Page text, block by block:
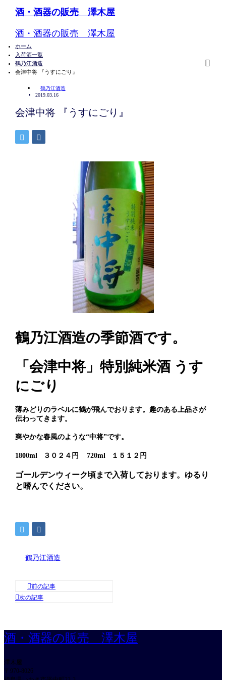
酒・酒器の販売 澤木屋
酒・酒器の販売 澤木屋
ホーム
入荷酒一覧
鶴乃江酒造
会津中将 『うすにごり』
鶴乃江酒造
2019.03.16
会津中将 『うすにごり』
鶴乃江酒造の季節酒です。
「会津中将」特別純米酒 うす
にごり
薄みどりのラベルに鶴が飛んでおります。趣のある上品さが
伝わってきます。
爽やかな春風のような“中将”です。
1800ml ３０２４円 720ml １５１２円
ゴールデンウィーク頃まで入荷しております。ゆるり
と嗜んでください。
鶴乃江酒造
酒・酒器の販売 澤木屋
澤木屋
〒970-8026